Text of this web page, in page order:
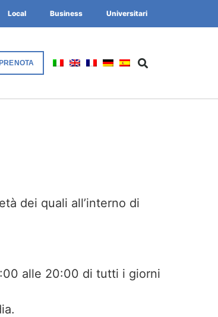
Local Business Universitari
PRENOTA
dei quali all’interno di
alle 20:00 di tutti i giorni